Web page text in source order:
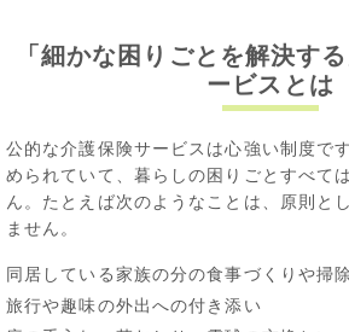
「細かな困りごとを解決す
ービスとは
公的な介護保険サービスは心強い制度で
められていて、暮らしの困りごとすべて
ん。たとえば次のようなことは、原則と
ません。
同居している家族の分の食事づくりや掃除
旅行や趣味の外出への付き添い